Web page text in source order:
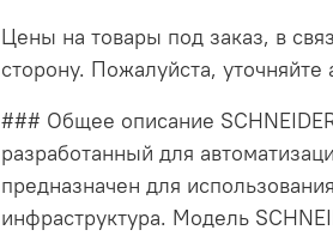
Цены на товары под заказ, в
сторону. Пожалуйста,
### Общее описание
разработанный для
предназначен для
инфраструктура. Модель